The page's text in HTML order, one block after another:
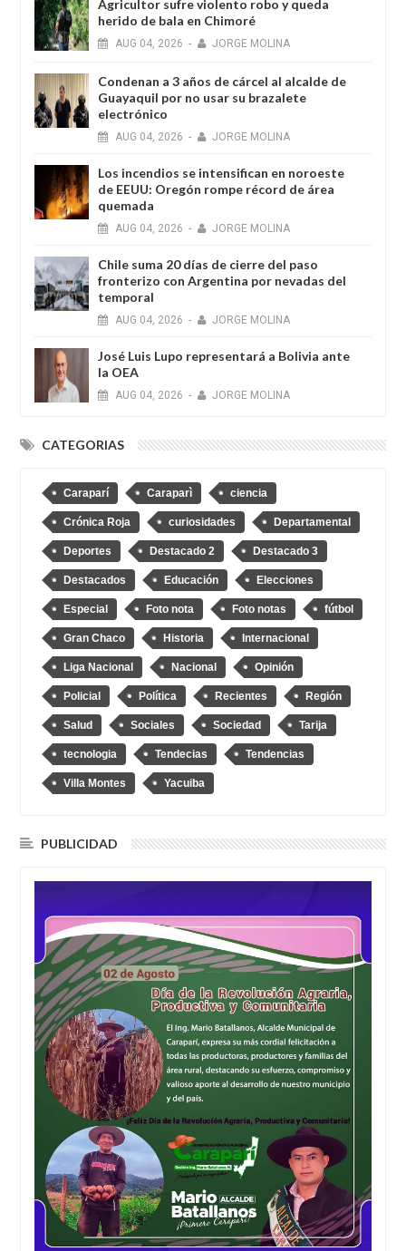
Agricultor sufre violento robo y queda
herido de bala en Chimoré
AUG 04, 2026 - JORGE MOLINA
Condenan a 3 años de cárcel al alcalde de
Guayaquil por no usar su brazalete
electrónico
AUG 04, 2026 - JORGE MOLINA
Los incendios se intensifican en noroeste
de EEUU: Oregón rompe récord de área
quemada
AUG 04, 2026 - JORGE MOLINA
Chile suma 20 días de cierre del paso
fronterizo con Argentina por nevadas del
temporal
AUG 04, 2026 - JORGE MOLINA
José Luis Lupo representará a Bolivia ante
la OEA
AUG 04, 2026 - JORGE MOLINA
CATEGORIAS
Caraparí Caraparì ciencia
Crónica Roja curiosidades Departamental
Deportes Destacado 2 Destacado 3
Destacados Educación Elecciones
Especial Foto nota Foto notas fútbol
Gran Chaco Historia Internacional
Liga Nacional Nacional Opinión
Policial Política Recientes Región
Salud Sociales Sociedad Tarija
tecnologia Tendecias Tendencias
Villa Montes Yacuiba
PUBLICIDAD